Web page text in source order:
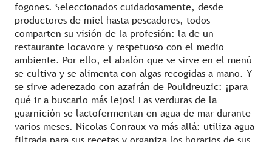
fogones. Seleccionados cuidadosamente, desde
productores de miel hasta pescadores, todos
comparten su visión de la profesión: la de un
restaurante locavore y respetuoso con el medio
ambiente. Por ello, el abalón que se sirve en el menú
se cultiva y se alimenta con algas recogidas a mano. Y
se sirve aderezado con azafrán de Pouldreuzic: ¡para
qué ir a buscarlo más lejos! Las verduras de la
guarnición se lactofermentan en agua de mar durante
varios meses. Nicolas Conraux va más allá: utiliza agua